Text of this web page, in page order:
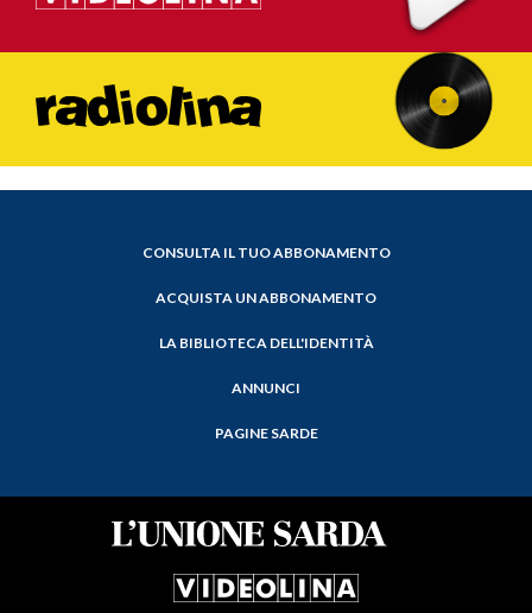
CONSULTA IL TUO ABBONAMENTO
ACQUISTA UN ABBONAMENTO
LA BIBLIOTECA DELL'IDENTITÀ
ANNUNCI
PAGINE SARDE